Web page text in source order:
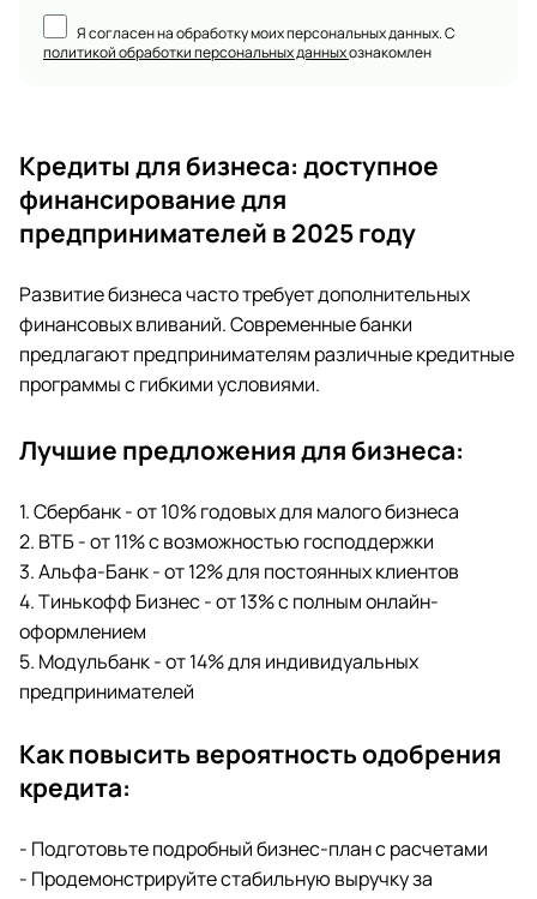
Я согласен на обработку моих персональных данных. С
политикой обработки персональных данныхознакомлен
Кредиты для бизнеса: доступное
финансирование для
предпринимателей в 2025 году
Развитие бизнеса часто требует дополнительных
финансовых вливаний. Современные банки
предлагают предпринимателям различные кредитные
программы с гибкими условиями.
Лучшие предложения для бизнеса:
1. Сбербанк - от 10% годовых для малого бизнеса
2. ВТБ - от 11% с возможностью господдержки
3. Альфа-Банк - от 12% для постоянных клиентов
4. Тинькофф Бизнес - от 13% с полным онлайн-
оформлением
5. Модульбанк - от 14% для индивидуальных
предпринимателей
Как повысить вероятность одобрения
кредита:
- Подготовьте подробный бизнес-план с расчетами
- Продемонстрируйте стабильную выручку за